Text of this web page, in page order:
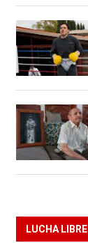
LUCHA LIBRE